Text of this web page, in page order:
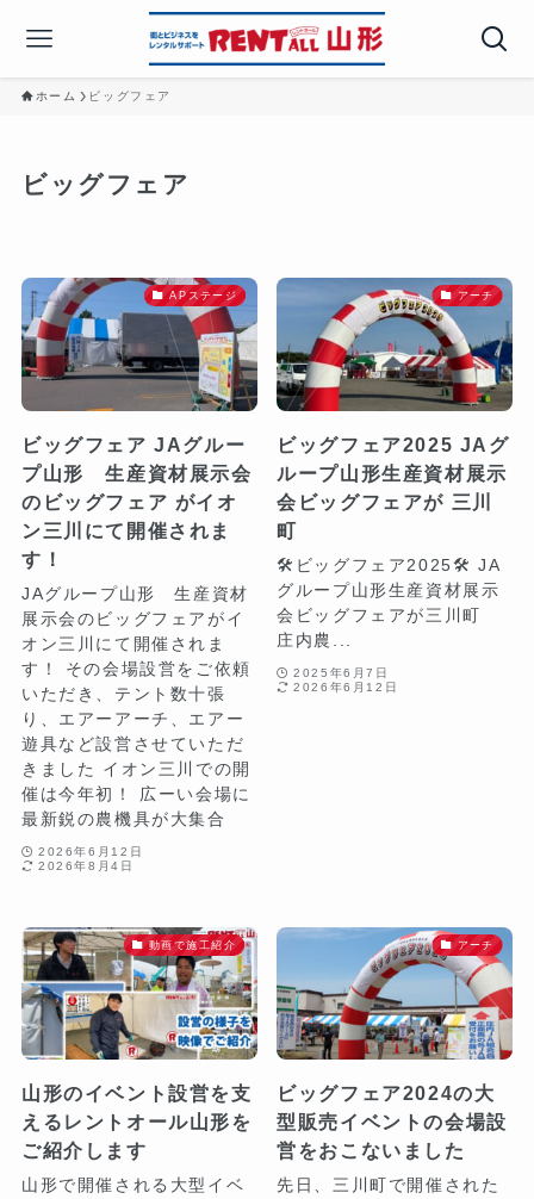
ホーム ビッグフェア
ビッグフェア
APステージ
ビッグフェア JAグルー
プ山形 生産資材展示会
のビッグフェア がイオ
ン三川にて開催されま
す！
JAグループ山形 生産資材
展示会のビッグフェアがイ
オン三川にて開催されま
す！ その会場設営をご依頼
いただき、テント数十張
り、エアーアーチ、エアー
遊具など設営させていただ
きました イオン三川での開
催は今年初！ 広ーい会場に
最新鋭の農機具が大集合
2026年6月12日
2026年8月4日
アーチ
ビッグフェア2025 JAグ
ループ山形生産資材展示
会ビッグフェアが 三川
町
🛠️ビッグフェア2025🛠️ JA
グループ山形生産資材展示
会ビッグフェアが三川町
庄内農...
2025年6月7日
2026年6月12日
動画で施工紹介
山形のイベント設営を支
えるレントオール山形を
ご紹介します
山形で開催される大型イベ
アーチ
ビッグフェア2024の大
型販売イベントの会場設
営をおこないました
先日、三川町で開催された